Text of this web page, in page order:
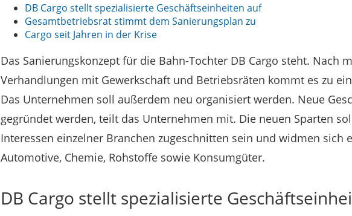
DB Cargo stellt spezialisierte Geschäftseinheiten auf
Gesamtbetriebsrat stimmt dem Sanierungsplan zu
Cargo seit Jahren in der Krise
Das Sanierungskonzept für die Bahn-Tochter DB Cargo steht. Nach
Verhandlungen mit Gewerkschaft und Betriebsräten kommt es zu
Das Unternehmen soll außerdem neu organisiert werden. Neue
gegründet werden, teilt das Unternehmen mit. Die neuen Sparten
Interessen einzelner Branchen zugeschnitten sein und widmen sich
Automotive, Chemie, Rohstoffe sowie Konsumgüter.
DB Cargo stellt spezialisierte